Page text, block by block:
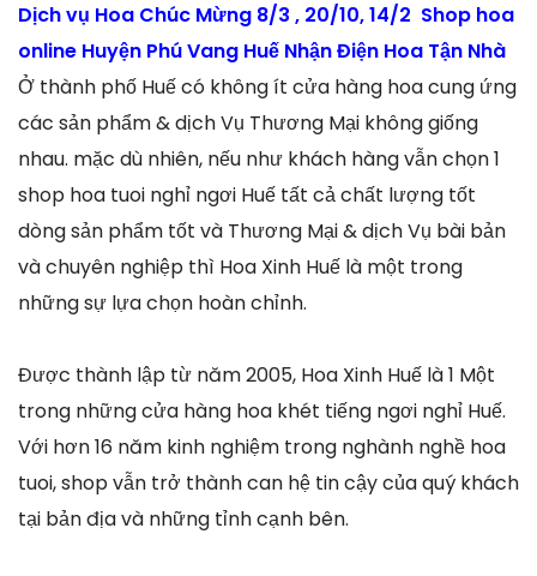
Dịch vụ Hoa Chúc Mừng 8/3 , 20/10, 14/2 Shop hoa
online Huyện Phú Vang Huế Nhận Điện Hoa Tận Nhà
Ở thành phố Huế có không ít cửa hàng hoa cung ứng
các sản phẩm & dịch Vụ Thương Mại không giống
nhau. mặc dù nhiên, nếu như khách hàng vẫn chọn 1
shop hoa tuoi nghỉ ngơi Huế tất cả chất lượng tốt
dòng sản phẩm tốt và Thương Mại & dịch Vụ bài bản
và chuyên nghiệp thì Hoa Xinh Huế là một trong
những sự lựa chọn hoàn chỉnh.
Được thành lập từ năm 2005, Hoa Xinh Huế là 1 Một
trong những cửa hàng hoa khét tiếng ngơi nghỉ Huế.
Với hơn 16 năm kinh nghiệm trong nghành nghề hoa
tuoi, shop vẫn trở thành can hệ tin cậy của quý khách
tại bản địa và những tỉnh cạnh bên.